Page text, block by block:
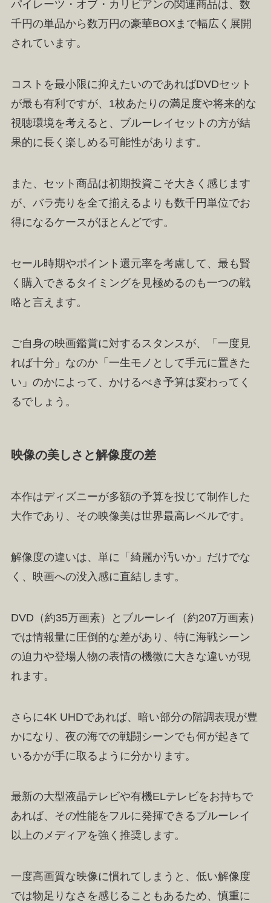
パイレーツ・オブ・カリビアンの関連商品は、数
千円の単品から数万円の豪華BOXまで幅広く展開
されています。
コストを最小限に抑えたいのであればDVDセット
が最も有利ですが、1枚あたりの満足度や将来的な
視聴環境を考えると、ブルーレイセットの方が結
果的に長く楽しめる可能性があります。
また、セット商品は初期投資こそ大きく感じます
が、バラ売りを全て揃えるよりも数千円単位でお
得になるケースがほとんどです。
セール時期やポイント還元率を考慮して、最も賢
く購入できるタイミングを見極めるのも一つの戦
略と言えます。
ご自身の映画鑑賞に対するスタンスが、「一度見
れば十分」なのか「一生モノとして手元に置きた
い」のかによって、かけるべき予算は変わってく
るでしょう。
映像の美しさと解像度の差
本作はディズニーが多額の予算を投じて制作した
大作であり、その映像美は世界最高レベルです。
解像度の違いは、単に「綺麗か汚いか」だけでな
く、映画への没入感に直結します。
DVD（約35万画素）とブルーレイ（約207万画素）
では情報量に圧倒的な差があり、特に海戦シーン
の迫力や登場人物の表情の機微に大きな違いが現
れます。
さらに4K UHDであれば、暗い部分の階調表現が豊
かになり、夜の海での戦闘シーンでも何が起きて
いるかが手に取るように分かります。
最新の大型液晶テレビや有機ELテレビをお持ちで
あれば、その性能をフルに発揮できるブルーレイ
以上のメディアを強く推奨します。
一度高画質な映像に慣れてしまうと、低い解像度
では物足りなさを感じることもあるため、慎重に